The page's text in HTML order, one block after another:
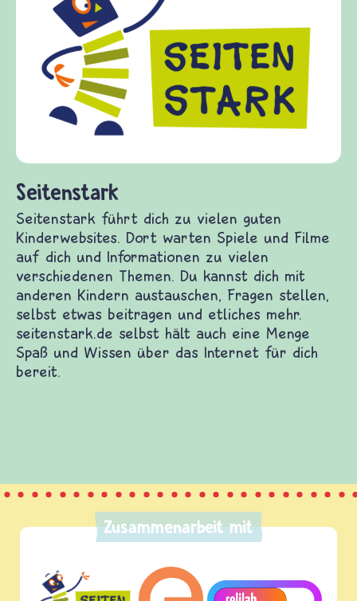
frieden-fragen.de ist ein Internet-Angebot für
Kinder, Eltern und ErzieherInnen das zu
Fragen von Krieg und Frieden, Streit und
Gewalt informiert und einen Austausch zu
diesem Themenbereich ermöglicht. frieden-
fragen.de bietet Antworten auf wichtige
und Frieden, Streit und Gewalt.
Zusammenarbeit mit